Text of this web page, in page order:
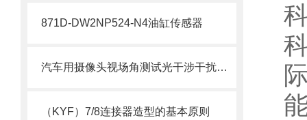
871D-DW2NP524-N4油缸传感器
汽车用摄像头视场角测试光干涉干扰光源日光模拟器
（KYF）7/8连接器造型的基本原则